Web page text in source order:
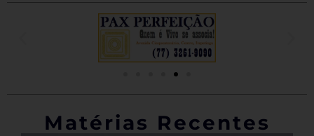
Matérias Recentes